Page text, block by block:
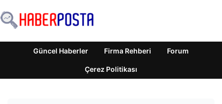
Güncel Haberler Firma Rehberi Forum
Çerez Politikası